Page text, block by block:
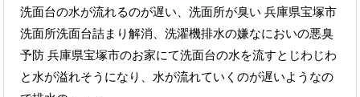
洗面台の水が流れるのが遅い、洗面所が臭い 兵庫県宝塚市
洗面所洗面台詰まり解消、洗濯機排水の嫌なにおいの悪臭
予防 兵庫県宝塚市のお家にて洗面台の水を流すとじわじわ
と水が溢れそうになり、水が流れていくのが遅いようなの